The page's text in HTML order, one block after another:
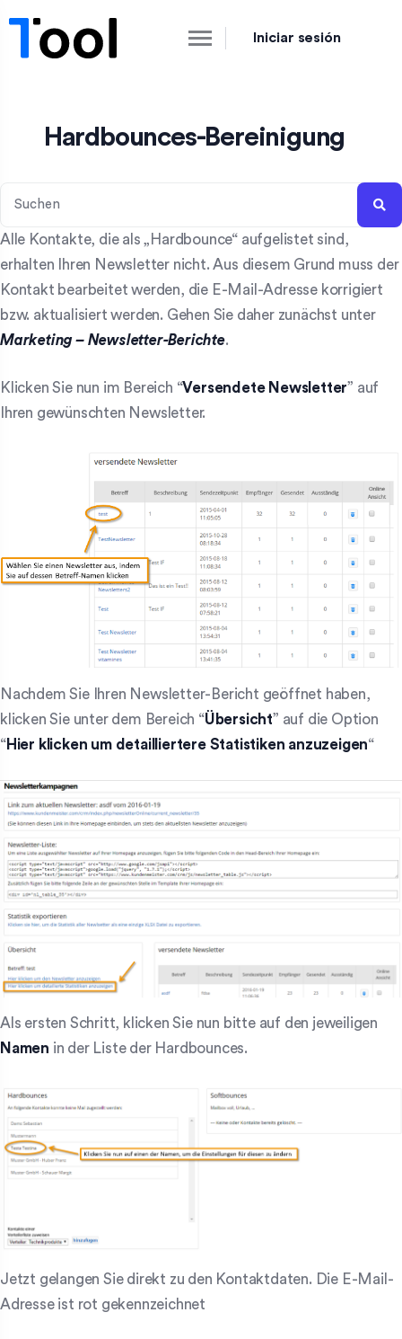
Iniciar sesión
Hardbounces-Bereinigung
Alle Kontakte, die als „Hardbounce“ aufgelistet sind,
erhalten Ihren Newsletter nicht. Aus diesem Grund muss der
Kontakt bearbeitet werden, die E-Mail-Adresse korrigiert
bzw. aktualisiert werden. Gehen Sie daher zunächst unter
Marketing – Newsletter-Berichte.
Klicken Sie nun im Bereich “Versendete Newsletter” auf
Ihren gewünschten Newsletter.
Nachdem Sie Ihren Newsletter-Bericht geöffnet haben,
klicken Sie unter dem Bereich “Übersicht” auf die Option
“Hier klicken um detailliertere Statistiken anzuzeigen“
Als ersten Schritt, klicken Sie nun bitte auf den jeweiligen
Namen in der Liste der Hardbounces.
Jetzt gelangen Sie direkt zu den Kontaktdaten. Die E-Mail-
Adresse ist rot gekennzeichnet